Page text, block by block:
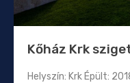
Kőház Krk
Helyszín: Krk Épült: